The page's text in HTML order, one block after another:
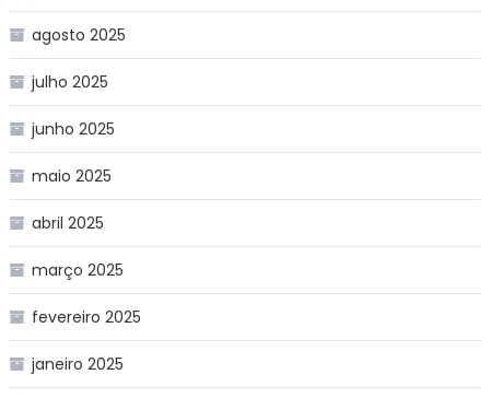
agosto 2025
julho 2025
junho 2025
maio 2025
abril 2025
março 2025
fevereiro 2025
janeiro 2025